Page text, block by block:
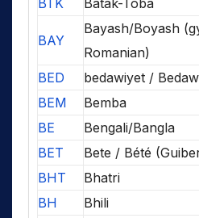
BTK
Batak-Toba
BAY
Bayash/Boyash
Romanian)
BED
bedawiyet /
BEM
Bemba
BE
Bengali/Bangla
BET
Bete / Bété
BHT
Bhatri
BH
Bhili